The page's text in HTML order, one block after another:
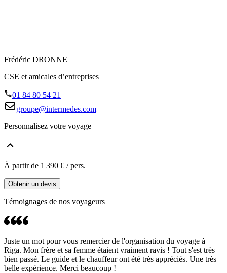
Frédéric DRONNE
CSE et amicales d’entreprises
01 84 80 54 21
groupe@intermedes.com
Personnalisez votre voyage
À partir de 1 390 € / pers.
Obtenir un devis
Témoignages de nos voyageurs
Juste un mot pour vous remercier de l'organisation du voyage à
Riga. Mon frère et sa femme étaient vraiment ravis ! Tout s'est très
bien passé. Le guide et le chauffeur ont été très appréciés. Une très
belle expérience. Merci beaucoup !